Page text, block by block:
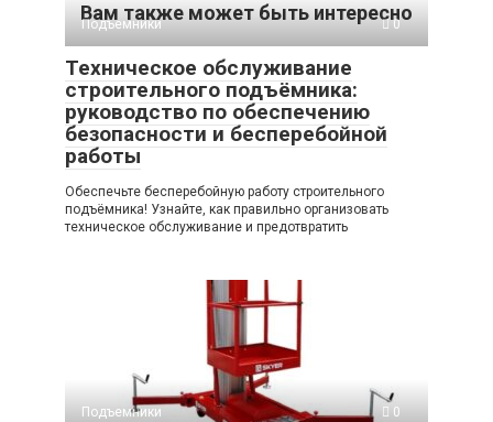
Вам также может быть интересно
Подъемники 0
Техническое обслуживание
строительного подъёмника:
руководство по обеспечению
безопасности и бесперебойной
работы
Обеспечьте бесперебойную работу строительного
подъёмника! Узнайте, как правильно организовать
техническое обслуживание и предотвратить
Подъемники 0